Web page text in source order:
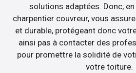
solutions adaptées. Donc,
charpentier couvreur, vous
et durable, protégeant donc
ainsi pas à contacter des
pour promettre la solidité de
votre toiture.